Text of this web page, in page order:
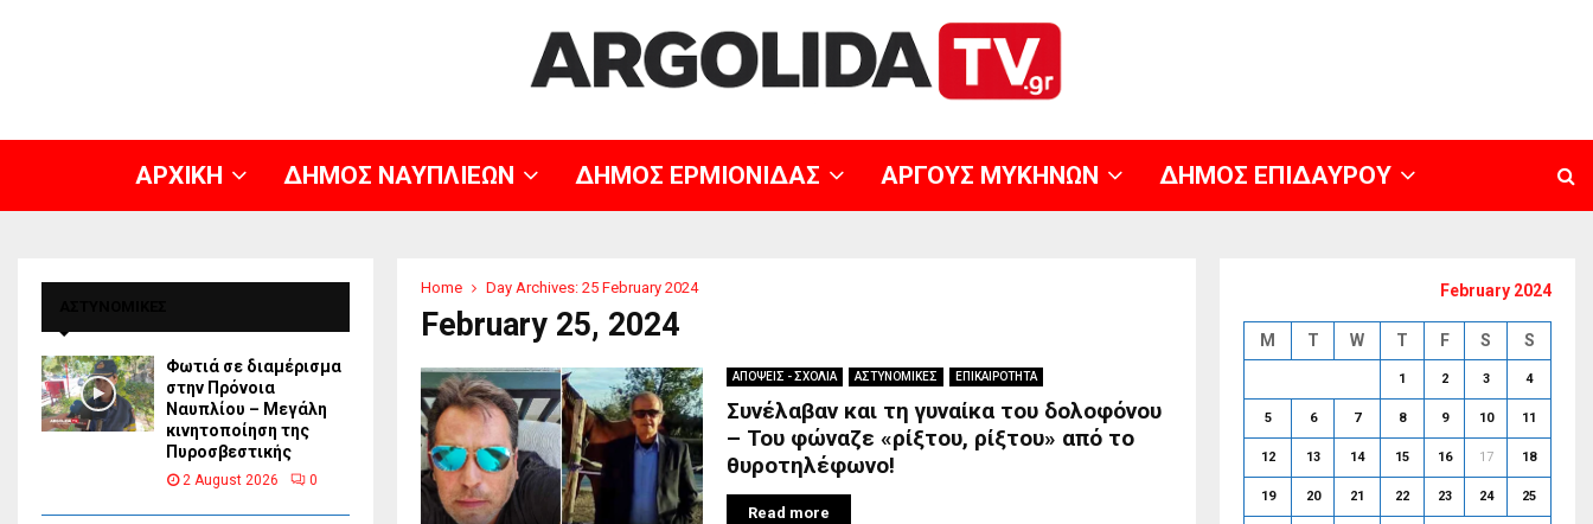
ΑΡΧΙΚΗ ΔΗΜΟΣ ΝΑΥΠΛΙΕΩΝ ΔΗΜΟΣ ΕΡΜΙΟΝΙΔΑΣ ΑΡΓΟΥΣ ΜΥΚΗΝΩΝ ΔΗΜΟΣ ΕΠΙΔΑΥΡΟΥ
Home Day Archives: 25 February 2024
February 25, 2024
ΑΠΟΨΕΙΣ - ΣΧΟΛΙΑ ΑΣΤΥΝΟΜΙΚΕΣ ΕΠΙΚΑΙΡΟΤΗΤΑ
Συνέλαβαν και τη γυναίκα του δολοφόνου
– Του φώναζε «ρίξτου, ρίξτου» από το
θυροτηλέφωνο!
Read more
Φωτιά σε διαμέρισμα
στην Πρόνοια
Ναυπλίου – Μεγάλη
κινητοποίηση της
Πυροσβεστικής
2 August 2026 0
February 2024
M T W T F S S
1 2 3 4
5 6 7 8 9 10 11
12 13 14 15 16 17 18
19 20 21 22 23 24 25